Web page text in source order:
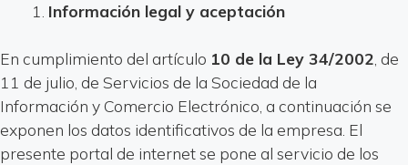
Información legal y aceptación
En cumplimiento del artículo 10 de la Ley 34/2002, de
11 de julio, de Servicios de la Sociedad de la
Información y Comercio Electrónico, a continuación se
exponen los datos identificativos de la empresa. El
presente portal de internet se pone al servicio de los